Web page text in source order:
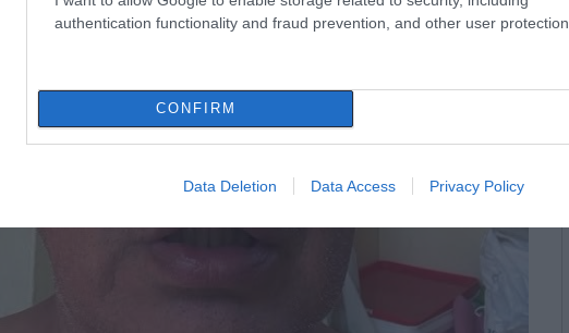
authentication functionality and fraud prevention, and other user protection.
CONFIRM
Data Deletion Data Access Privacy Policy